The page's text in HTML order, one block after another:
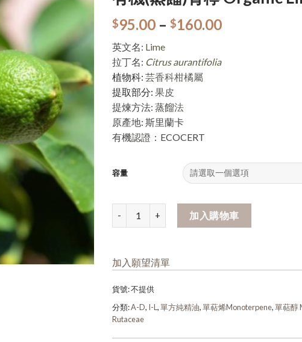
加入
$95.00 –$160.00
英文名: Lime
拉丁名: Citrus aurantifolia
植物科:芸香科柑橘屬
提取部分:果皮
提煉方法: 蒸餾法
原產地: 斯里蘭卡
有機認證：ECOCERT
容量
加入購物車
加入願望清單
貨號:不提供
分類:A-D, I-L,單方純精油,單萜烯Monoterpene,單萜醇
Rutaceae